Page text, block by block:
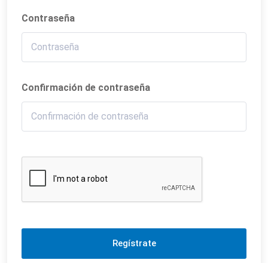
Contraseña
Confirmación de contraseña
Regístrate